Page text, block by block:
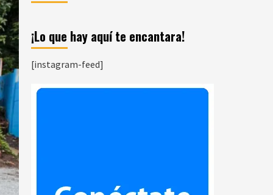
¡Lo que hay aquí te encantara!
[instagram-feed]